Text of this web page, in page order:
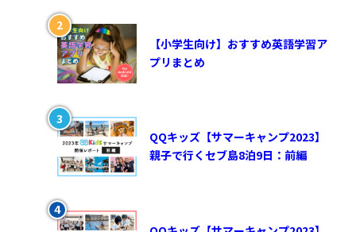
【小学生向け】おすすめ英語学習ア
プリまとめ
QQキッズ【サマーキャンプ2023】
親子で行くセブ島8泊9日：前編